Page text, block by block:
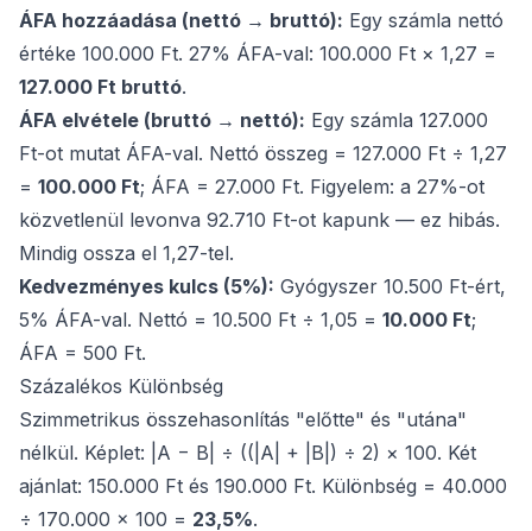
ÁFA hozzáadása (nettó → bruttó): Egy számla nettó
értéke 100.000 Ft. 27% ÁFA-val: 100.000 Ft × 1,27 =
127.000 Ft bruttó.
ÁFA elvétele (bruttó → nettó): Egy számla 127.000
Ft-ot mutat ÁFA-val. Nettó összeg = 127.000 Ft ÷ 1,27
= 100.000 Ft; ÁFA = 27.000 Ft. Figyelem: a 27%-ot
közvetlenül levonva 92.710 Ft-ot kapunk — ez hibás.
Mindig ossza el 1,27-tel.
Kedvezményes kulcs (5%): Gyógyszer 10.500 Ft-ért,
5% ÁFA-val. Nettó = 10.500 Ft ÷ 1,05 = 10.000 Ft;
ÁFA = 500 Ft.
Százalékos Különbség
Szimmetrikus összehasonlítás "előtte" és "utána"
nélkül. Képlet: |A − B| ÷ ((|A| + |B|) ÷ 2) × 100. Két
ajánlat: 150.000 Ft és 190.000 Ft. Különbség = 40.000
÷ 170.000 × 100 = 23,5%.